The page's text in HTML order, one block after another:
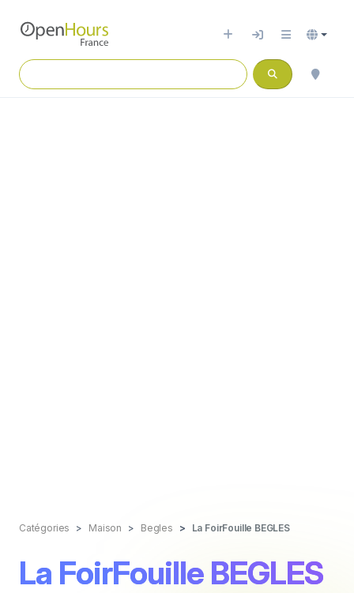
Catégories Maison Begles La FoirFouille BEGLES
La FoirFouille BEGLES